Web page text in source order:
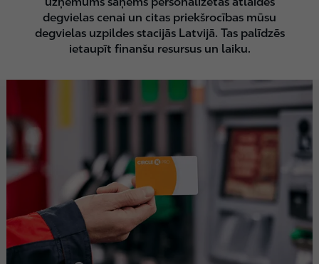
degvielas cenai un citas priekšrocības mūsu
degvielas uzpildes stacijās Latvijā. Tas palīdzēs
ietaupīt finanšu resursus un laiku.